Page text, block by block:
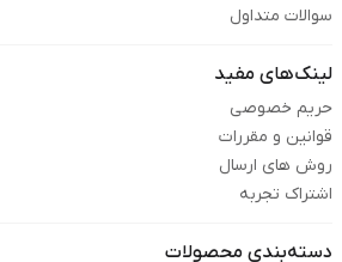
سوالات متداول
لینک‌های مفید
حریم خصوصی
قوانین و مقررات
روش های ارسال
اشتراک تجربه
دسته‌بندی محصولات